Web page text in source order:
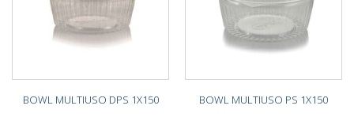
BOWL MULTIUSO DPS 1X150 BOWL MULTIUSO PS 1X150